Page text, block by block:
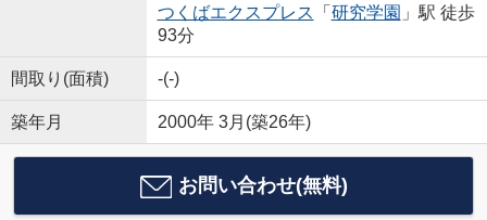
つくばエクスプレス 「 研究学園 」駅 徒歩
93分
間取り(面積) -(-)
築年月 2000年 3月(築26年)
お問い合わせ(無料)